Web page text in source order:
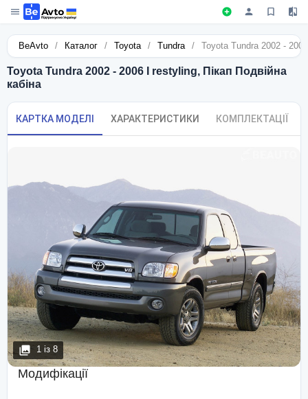
BeAvto / Каталог / Toyota / Tundra / Toyota Tundra 2002 -
Toyota Tundra 2002 - 2006 I restyling, Пікап Подвійна
кабіна
КАРТКА МОДЕЛІ ХАРАКТЕРИСТИКИ КОМПЛЕКТАЦІЇ
1 із 8
Модифікації